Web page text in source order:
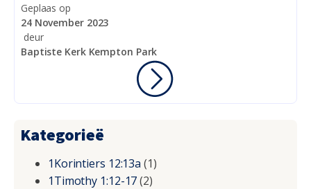
Geplaas op
24 November 2023
deur
Baptiste Kerk Kempton Park
Kategorieë
1Korintiers 12:13a (1)
1Timothy 1:12-17(2)